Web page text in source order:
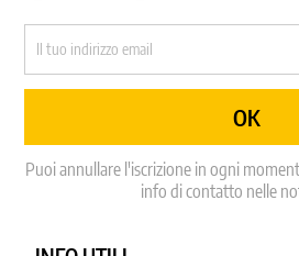
Puoi annullare l'iscrizione in ogni
info di contatto nelle